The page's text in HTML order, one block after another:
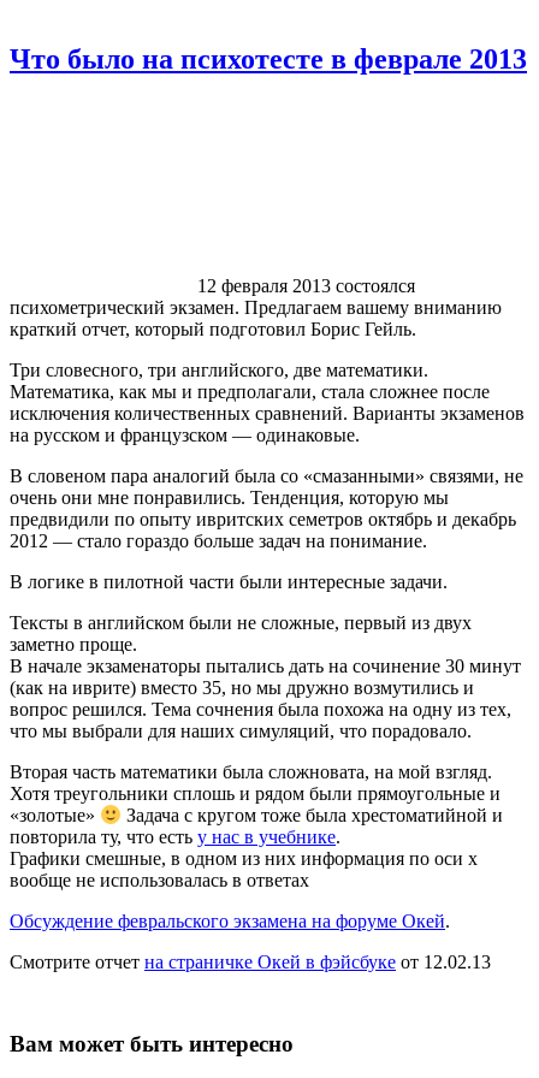
Что было на психотесте в феврале 2013
12 февраля 2013 состоялся
психометрический экзамен. Предлагаем вашему вниманию
краткий отчет, который подготовил Борис Гейль.
Три словесного, три английского, две математики.
Математика, как мы и предполагали, стала сложнее после
исключения количественных сравнений. Варианты экзаменов
на русском и французском — одинаковые.
В словеном пара аналогий была со «смазанными» связями, не
очень они мне понравились. Тенденция, которую мы
предвидили по опыту ивритских семетров октябрь и декабрь
2012 — стало гораздо больше задач на понимание.
В логике в пилотной части были интересные задачи.
Тексты в английском были не сложные, первый из двух
заметно проще.
В начале экзаменаторы пытались дать на сочинение 30 минут
(как на иврите) вместо 35, но мы дружно возмутились и
вопрос решился. Тема сочнения была похожа на одну из тех,
что мы выбрали для наших симуляций, что порадовало.
Вторая часть математики была сложновата, на мой взгляд.
Хотя треугольники сплошь и рядом были прямоугольные и
«золотые»
Задача с кругом тоже была хрестоматийной и
повторила ту, что есть у нас в учебнике.
Графики смешные, в одном из них информация по оси х
вообще не использовалась в ответах
Обсуждение февральского экзамена на форуме Окей.
Смотрите отчет на страничке Окей в фэйсбуке от 12.02.13
Вам может быть интересно